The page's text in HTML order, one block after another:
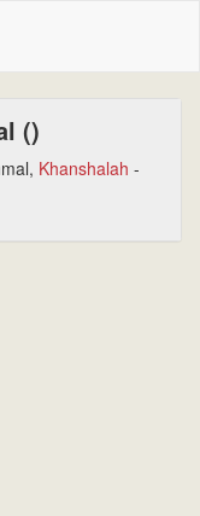
()
Khanshalah -